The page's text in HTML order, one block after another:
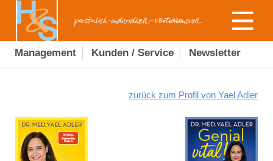
Management Kunden / Service Newsletter
zurück zum Profil von Yael Adler